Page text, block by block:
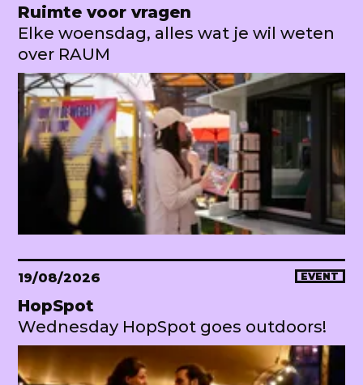
Ruimte voor vragen
Elke woensdag, alles wat je wil weten
over RAUM
19/08/2026 EVENT
HopSpot
Wednesday HopSpot goes outdoors!